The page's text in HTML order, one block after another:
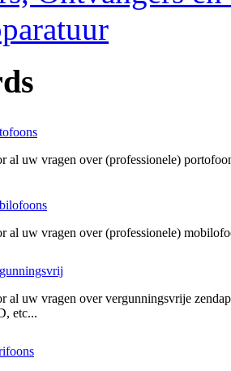
al uw vragen over (professionele)
al uw vragen over (professionele)
al uw vragen over vergunningsvrije
etc...